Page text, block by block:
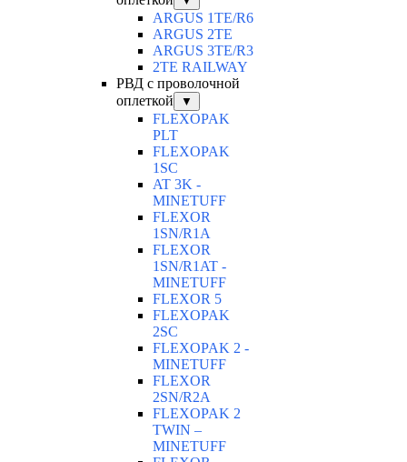
ARGUS 1TE/R6
ARGUS 2TЕ
ARGUS 3TE/R3
2TE RAILWAY
РВД с проволочной
оплеткой
▼
FLEXOPAK
PLT
FLEXOPAK
1SС
AT 3K -
MINETUFF
FLEXOR
1SN/R1A
FLEXOR
1SN/R1AT -
MINETUFF
FLEXOR 5
FLEXOPAK
2SС
FLEXOPAK 2 -
MINETUFF
FLEXOR
2SN/R2A
FLEXOPAK 2
TWIN –
MINETUFF